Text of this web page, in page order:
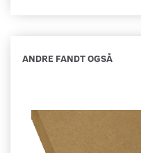
ANDRE FANDT OGSÅ